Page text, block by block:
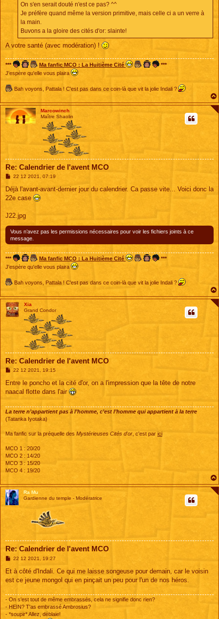
On s'en serait douté n'est ce pas? ^^
Je préfère quand même la version primitive, mais celle ci a un verre à
la main.
Buvons a la gloire des cités d'or: slainte!
A votre santé (avec modération) !
*** Ma fanfic MCO : La Huitième Cité
***
J'espère qu'elle vous plaira
Bah voyons, Pattala ! C'est pas dans ce coin-là que vit la jolie Indali ?
Marcowinch
Maître Shaolin
Re: Calendrier de l'avent MCO
M
s
s
a
22 12 2021, 07:19
Déjà l'avant-avant-dernier jour du calendrier. Ca passe vite... Voici donc la
22e case
J22.jpg
Vous n’avez pas les permissions nécessaires pour voir les fichiers joints à ce
message.
*** Ma fanfic MCO : La Huitième Cité
***
J'espère qu'elle vous plaira
Bah voyons, Pattala ! C'est pas dans ce coin-là que vit la jolie Indali ?
Xia
Grand Condor
Re: Calendrier de l'avent MCO
M
s
a
22 12 2021, 19:15
Entre le poncho et la cité d'or, on a l'impression que la tête de notre
naacal flotte dans l'air
La terre n’appartient pas à l’homme, c’est l’homme qui appartient à la terre
(Tatanka Iyotaka)
Ma fanfic sur la préquelle des Mystérieuses Cités d'or , c'est par ici
MCO 1 : 20/20
MCO 2 : 14/20
MCO 3 : 15/20
MCO 4 : 19/20
Ra Mu
Gardienne du temple - Modératrice
Re: Calendrier de l'avent MCO
M
s
a
22 12 2021, 19:27
Et à côté d'Indali. Ce qui me laisse songeuse pour demain, car le voisin
est ce jeune mongol qui en pinçait un peu pour l'un de nos héros.
- On s'est tout de même embrassés, cela ne signifie donc rien?
- HEIN? T'as embrassé Ambrosius?
- *soupir* Allez, déblaie!